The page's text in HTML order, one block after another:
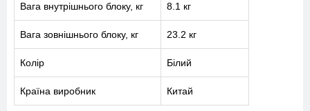
Вага внутрішнього блоку, кг 8.1 кг
Вага зовнішнього блоку, кг 23.2 кг
Колір Білий
Країна виробник Китай
КАТАЛОГ
ПРО НАС
СПІВПРАЦЯ